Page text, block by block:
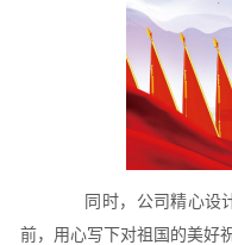
同时，公司精心设计
前，用心写下对祖国的美好